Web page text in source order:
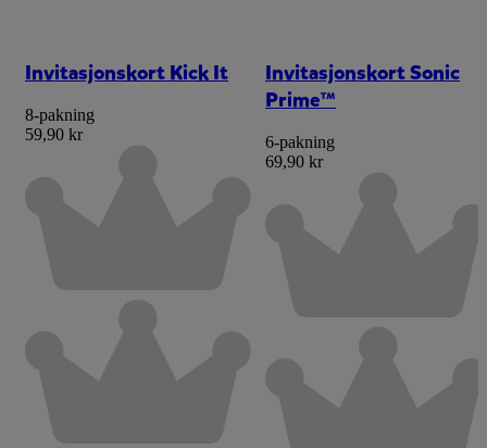
Invitasjonskort Kick It
8-pakning
59,90 kr
Invitasjonskort Sonic
Prime™
6-pakning
69,90 kr